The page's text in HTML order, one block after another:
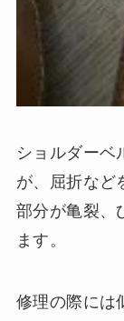
ショルダーベ
が、屈折など
部分が亀裂、
ます。
修理の際には